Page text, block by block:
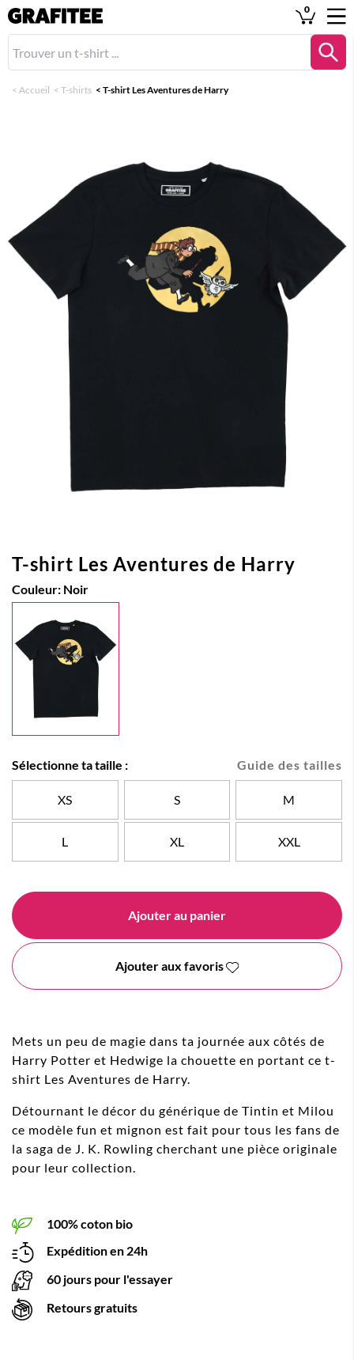
0
< Accueil < T-shirts < T-shirt Les Aventures de Harry
T-shirt Les Aventures de Harry
Couleur: Noir
Guide des tailles
Sélectionne ta taille :
XS S M
L XL XXL
Ajouter au panier
Ajouter aux favoris
Mets un peu de magie dans ta journée aux côtés de
Harry Potter et Hedwige la chouette en portant ce t-
shirt Les Aventures de Harry.
Détournant le décor du générique de Tintin et Milou
ce modèle fun et mignon est fait pour tous les fans de
la saga de J. K. Rowling cherchant une pièce originale
pour leur collection.
100% coton bio
Expédition en 24h
60 jours pour l'essayer
Retours gratuits